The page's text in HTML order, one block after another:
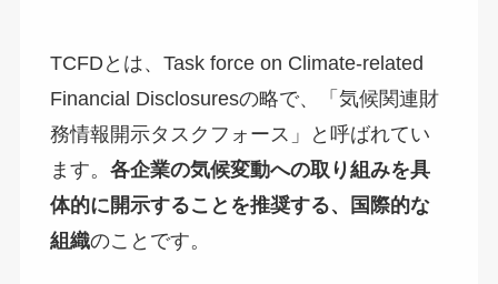
TCFDとは、Task force on Climate-related
Financial Disclosuresの略で、「気候関連財
務情報開示タスクフォース」と呼ばれてい
ます。 各企業の気候変動への取り組みを具
体的に開示することを推奨する、国際的な
組織のことです。